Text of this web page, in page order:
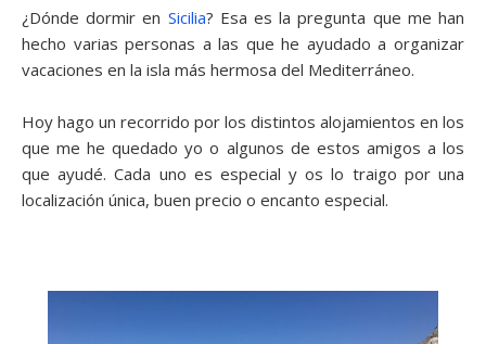
¿Dónde dormir en Sicilia? Esa es la pregunta que me han
hecho varias personas a las que he ayudado a organizar
vacaciones en la isla más hermosa del Mediterráneo.
Hoy hago un recorrido por los distintos alojamientos en los
que me he quedado yo o algunos de estos amigos a los
que ayudé. Cada uno es especial y os lo traigo por una
localización única, buen precio o encanto especial.